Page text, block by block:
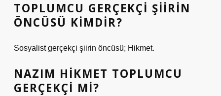
TOPLUMCU GERÇEKÇI ŞIIRIN
ÖNCÜSÜ KIMDIR?
Sosyalist gerçekçi şiirin öncüsü; Hikmet.
NAZIM HIKMET TOPLUMCU
GERÇEKÇI MI?